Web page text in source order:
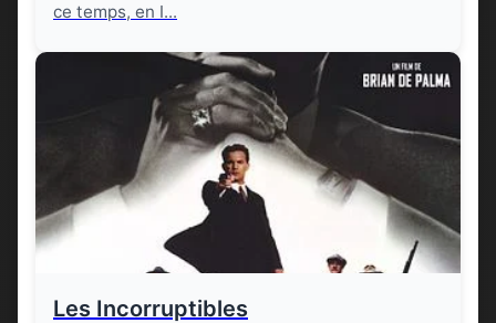
ce temps, en I...
Les Incorruptibles